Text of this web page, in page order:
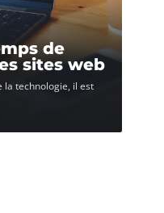
de
sites web
la technologie, il est